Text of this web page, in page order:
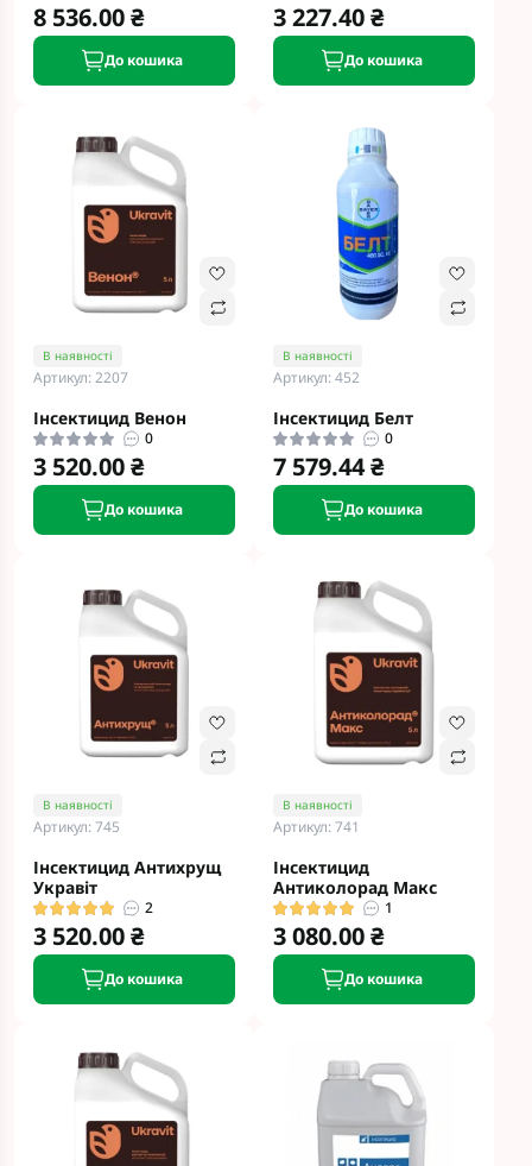
8 536.00 ₴
До кошика
3 227.40 ₴
До кошика
В наявності
Артикул: 2207
Інсектицид Венон
0
3 520.00 ₴
До кошика
В наявності
Артикул: 452
Інсектицид Белт
0
7 579.44 ₴
До кошика
В наявності
Артикул: 745
Інсектицид Антихрущ
Укравіт
2
3 520.00 ₴
До кошика
В наявності
Артикул: 741
Інсектицид
Антиколорад Макс
1
3 080.00 ₴
До кошика